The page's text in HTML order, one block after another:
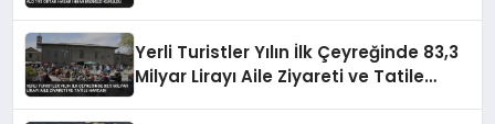
Yerli Turistler Yılın İlk Çeyreğinde 83,3
Milyar Lirayı Aile Ziyareti ve Tatile